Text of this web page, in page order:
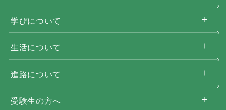
学びについて
生活について
進路について
受験生の方へ